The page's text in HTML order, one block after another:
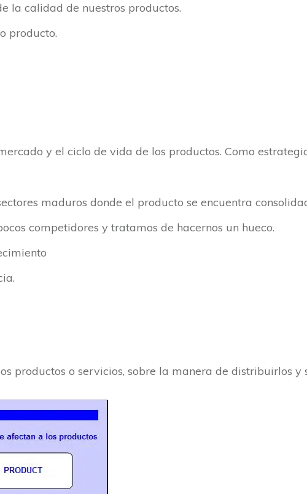
la calidad de nuestros productos.
producto.
y el ciclo de vida de los productos. Como
maduros donde el producto se encuentra
competidores y tratamos de hacernos un hueco.
productos o servicios, sobre la manera de distribuirlos y